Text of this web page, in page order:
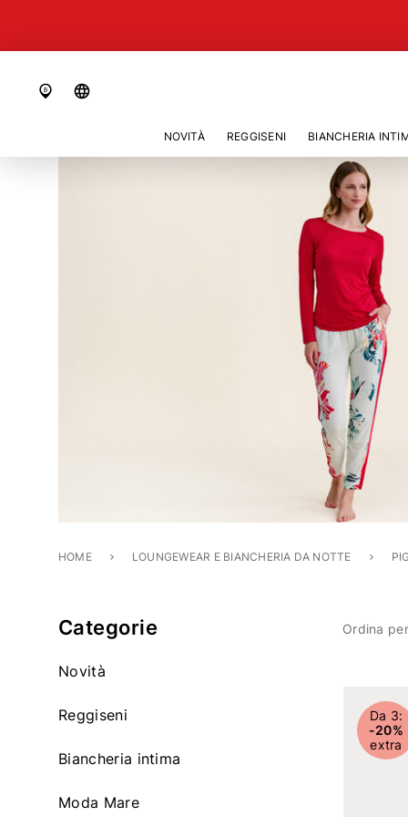
language
NOVITÀ REGGISENI BIANCHERIA
HOME LOUNGEWEAR E BIANCHERIA DA NOTTE
Categorie
Novità
Reggiseni
Biancheria intima
Moda MareAffinare con Categoria: Moda Mare
Ordina
Articoli
Da 3:
-20%
extra